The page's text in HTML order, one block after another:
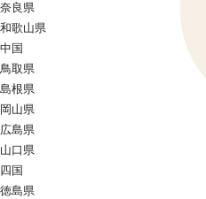
奈良県
和歌山県
中国
鳥取県
島根県
岡山県
広島県
山口県
四国
徳島県